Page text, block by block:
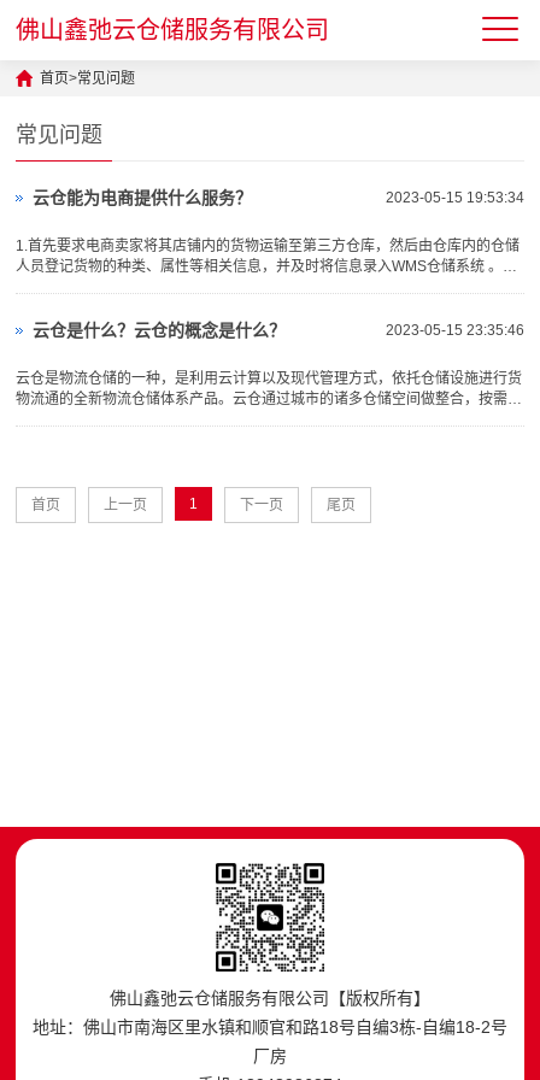
佛山鑫弛云仓储服务有限公司
首页>常见问题
常见问题
2023-05-15 19:53:34
云仓能为电商提供什么服务？
1.首先要求电商卖家将其店铺内的货物运输至第三方仓库，然后由仓库内的仓储
人员登记货物的种类、属性等相关信息，并及时将信息录入WMS仓储系统 。2.
2023-05-15 23:35:46
云仓是什么？云仓的概念是什么？
云仓是物流仓储的一种，是利用云计算以及现代管理方式，依托仓储设施进行货
物流通的全新物流仓储体系产品。云仓通过城市的诸多仓储空间做整合，按需配
首页 上一页 1 下一页 尾页
佛山鑫弛云仓储服务有限公司【版权所有】
地址：佛山市南海区里水镇和顺官和路18号自编3栋-自编18-2号
厂房